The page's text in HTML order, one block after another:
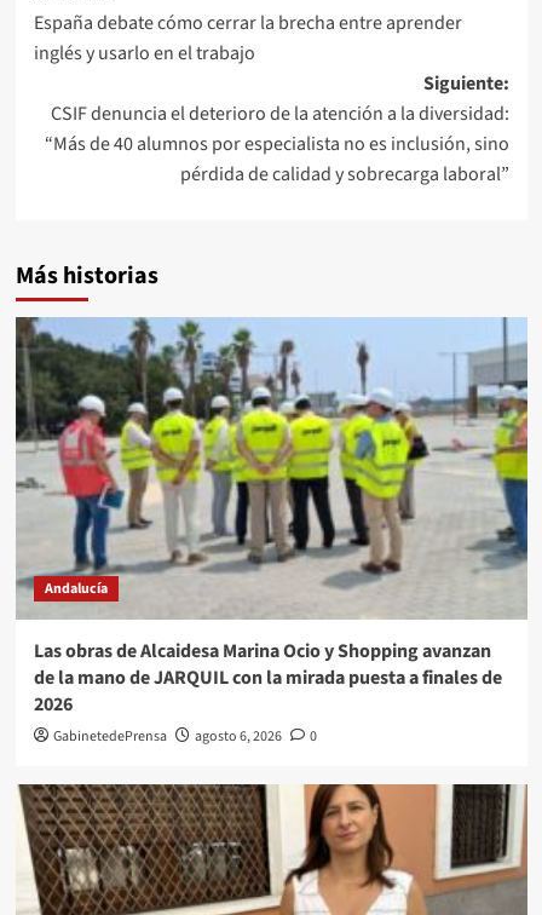
de
entradas
España debate cómo cerrar la brecha entre aprender
inglés y usarlo en el trabajo
Siguiente:
CSIF denuncia el deterioro de la atención a la diversidad:
“Más de 40 alumnos por especialista no es inclusión, sino
pérdida de calidad y sobrecarga laboral”
Más historias
Andalucía
Las obras de Alcaidesa Marina Ocio y Shopping avanzan
de la mano de JARQUIL con la mirada puesta a finales de
2026
GabinetedePrensa agosto 6, 2026 0